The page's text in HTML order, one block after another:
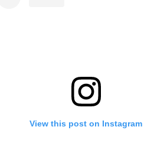
View this post on Instagram